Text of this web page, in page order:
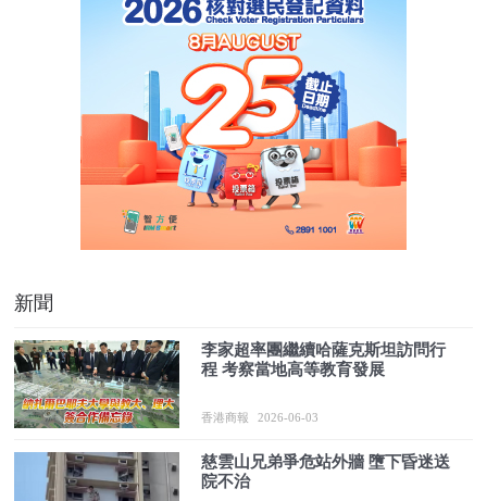
新聞
李家超率團繼續哈薩克斯坦訪問行
程 考察當地高等教育發展
香港商報 2026-06-03
慈雲山兄弟爭危站外牆 墮下昏迷送
院不治